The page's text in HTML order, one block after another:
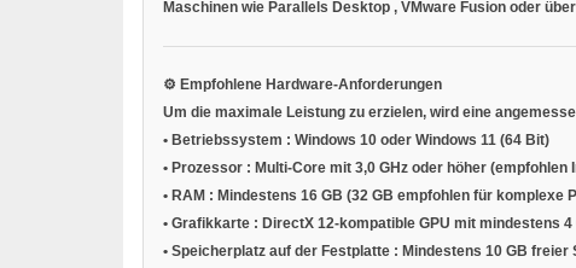
Maschinen wie Parallels Desktop , VMware Fusion oder über
⚙️ Empfohlene Hardware-Anforderungen
Um die maximale Leistung zu erzielen, wird eine
• Betriebssystem : Windows 10 oder Windows 11 (64 Bit)
• Prozessor : Multi-Core mit 3,0 GHz oder höher (empfohlen
• RAM : Mindestens 16 GB (32 GB empfohlen für komplexe
• Grafikkarte : DirectX 12-kompatible GPU mit mindestens
• Speicherplatz auf der Festplatte : Mindestens 10 GB